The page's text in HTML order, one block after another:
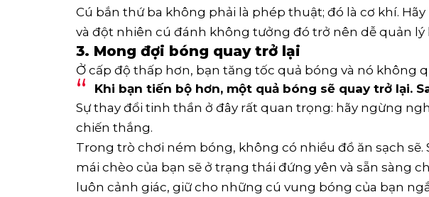
Cú bắn thứ ba không phải là phép thuật; đó là cơ khí.
và đột nhiên cú đánh không tưởng đó trở nên dễ quản lý
3. Mong đợi bóng quay trở lại
Ở cấp độ thấp hơn, bạn tăng tốc quả bóng và nó không
Khi bạn tiến bộ hơn, một quả bóng sẽ quay trở lại.
Sự thay đổi tinh thần ở đây rất quan trọng: hãy ngừng
chiến thắng.
Trong trò chơi ném bóng, không có nhiều đồ ăn sạch sẽ.
mái chèo của bạn sẽ ở trạng thái đứng yên và sẵn sàng
luôn cảnh giác, giữ cho những cú vung bóng của bạn